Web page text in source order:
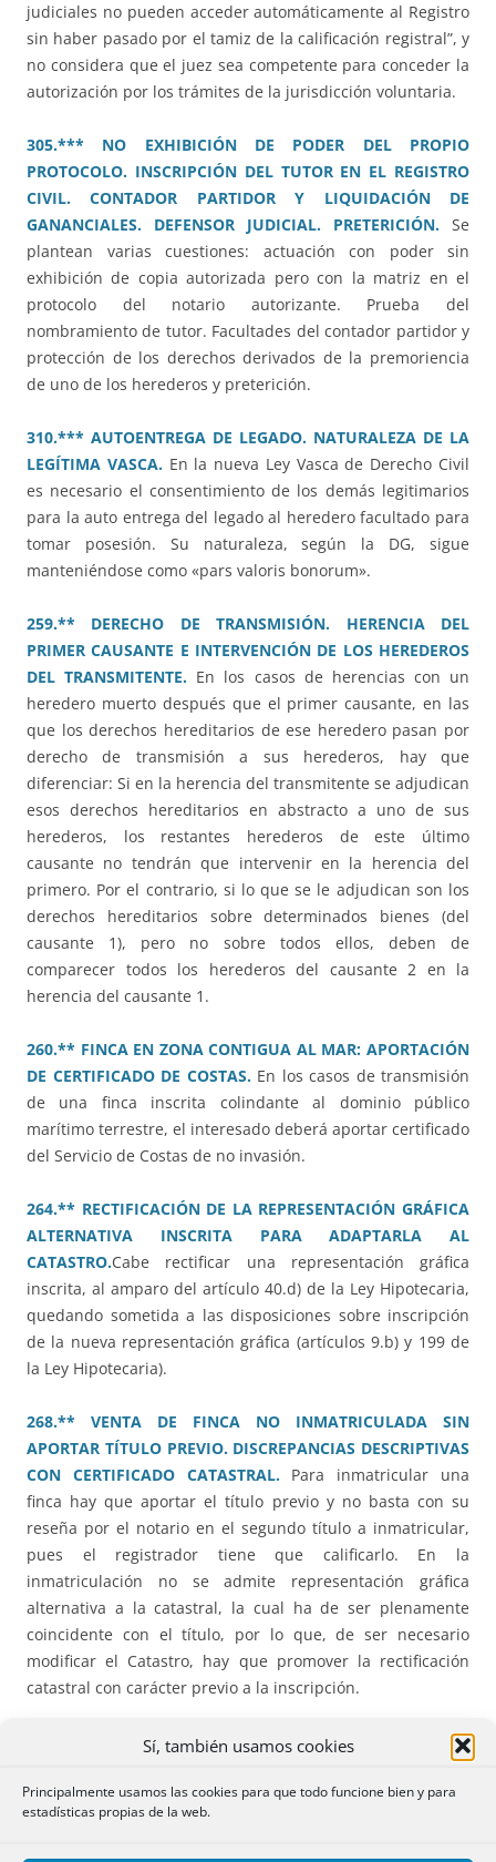
Sí, también usamos cookies
Principalmente usamos las cookies para que todo funcione bien y para
estadísticas propias de la web.
judiciales no pueden acceder automáticamente al Registro
sin haber pasado por el tamiz de la calificación registral”, y
no considera que el juez sea competente para conceder la
autorización por los trámites de la jurisdicción voluntaria.
305.*** NO EXHIBICIÓN DE PODER DEL PROPIO
PROTOCOLO. INSCRIPCIÓN DEL TUTOR EN EL REGISTRO
CIVIL. CONTADOR PARTIDOR Y LIQUIDACIÓN DE
GANANCIALES. DEFENSOR JUDICIAL. PRETERICIÓN. Se
plantean varias cuestiones: actuación con poder sin
exhibición de copia autorizada pero con la matriz en el
protocolo del notario autorizante. Prueba del
nombramiento de tutor. Facultades del contador partidor y
protección de los derechos derivados de la premoriencia
de uno de los herederos y preterición.
310.*** AUTOENTREGA DE LEGADO. NATURALEZA DE LA
LEGÍTIMA VASCA. En la nueva Ley Vasca de Derecho Civil
es necesario el consentimiento de los demás legitimarios
para la auto entrega del legado al heredero facultado para
tomar posesión. Su naturaleza, según la DG, sigue
manteniéndose como «pars valoris bonorum».
259.** DERECHO DE TRANSMISIÓN. HERENCIA DEL
PRIMER CAUSANTE E INTERVENCIÓN DE LOS HEREDEROS
DEL TRANSMITENTE. En los casos de herencias con un
heredero muerto después que el primer causante, en las
que los derechos hereditarios de ese heredero pasan por
derecho de transmisión a sus herederos, hay que
diferenciar: Si en la herencia del transmitente se adjudican
esos derechos hereditarios en abstracto a uno de sus
herederos, los restantes herederos de este último
causante no tendrán que intervenir en la herencia del
primero. Por el contrario, si lo que se le adjudican son los
derechos hereditarios sobre determinados bienes (del
causante 1), pero no sobre todos ellos, deben de
comparecer todos los herederos del causante 2 en la
herencia del causante 1.
260.** FINCA EN ZONA CONTIGUA AL MAR: APORTACIÓN
DE CERTIFICADO DE COSTAS.En los casos de transmisión
de una finca inscrita colindante al dominio público
marítimo terrestre, el interesado deberá aportar certificado
del Servicio de Costas de no invasión.
264.** RECTIFICACIÓN DE LA REPRESENTACIÓN GRÁFICA
ALTERNATIVA INSCRITA PARA ADAPTARLA AL
CATASTRO.Cabe rectificar una representación gráfica
inscrita, al amparo del artículo 40.d) de la Ley Hipotecaria,
quedando sometida a las disposiciones sobre inscripción
de la nueva representación gráfica (artículos 9.b) y 199 de
la Ley Hipotecaria).
268.** VENTA DE FINCA NO INMATRICULADA SIN
APORTAR TÍTULO PREVIO. DISCREPANCIAS DESCRIPTIVAS
CON CERTIFICADO CATASTRAL. Para inmatricular una
finca hay que aportar el título previo y no basta con su
reseña por el notario en el segundo título a inmatricular,
pues el registrador tiene que calificarlo. En la
inmatriculación no se admite representación gráfica
alternativa a la catastral, la cual ha de ser plenamente
coincidente con el título, por lo que, de ser necesario
modificar el Catastro, hay que promover la rectificación
catastral con carácter previo a la inscripción.
271.** OBRA NUEVA. GEORREFERENCIACIÓN DE LA FINCA
SOBRE LA QUE SE ASIENTA. SOLICITUD TÁCITA DE
RECTIFICACIÓN DESCRIPTIVA.En obra nueva terminada, el
Registrador debe fundar sus dudas para exigir que se